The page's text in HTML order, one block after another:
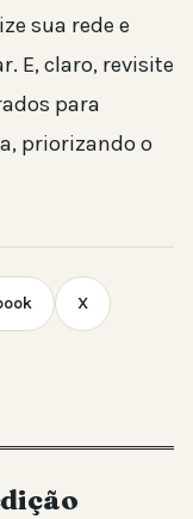
sua rede e
E, claro, revisite
para
priorizando o
X